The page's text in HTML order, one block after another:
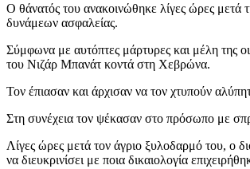
Ο θάνατός του ανακοινώθηκε λίγες ώρες
δυνάμεων ασφαλείας.
Σύμφωνα με αυτόπτες μάρτυρες και μέλη της
του Νιζάρ Μπανάτ κοντά στη Χεβρώνα.
Τον έπιασαν και άρχισαν να τον χτυπούν
Στη συνέχεια τον ψέκασαν στο πρόσωπο με
Λίγες ώρες μετά τον άγριο ξυλοδαρμό του, ο
να διευκρινίσει με ποια δικαιολογία